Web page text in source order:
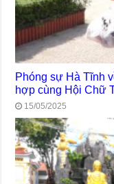
Phóng sự Hà Tĩnh
hợp cùng Hội Chữ
15/05/2025